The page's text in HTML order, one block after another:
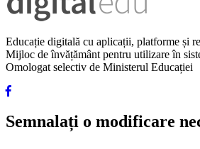
Educație digitală cu aplicații, platforme și
Mijloc de învățământ pentru utilizare în
Omologat selectiv de Ministerul Educației
Semnalați o modificare